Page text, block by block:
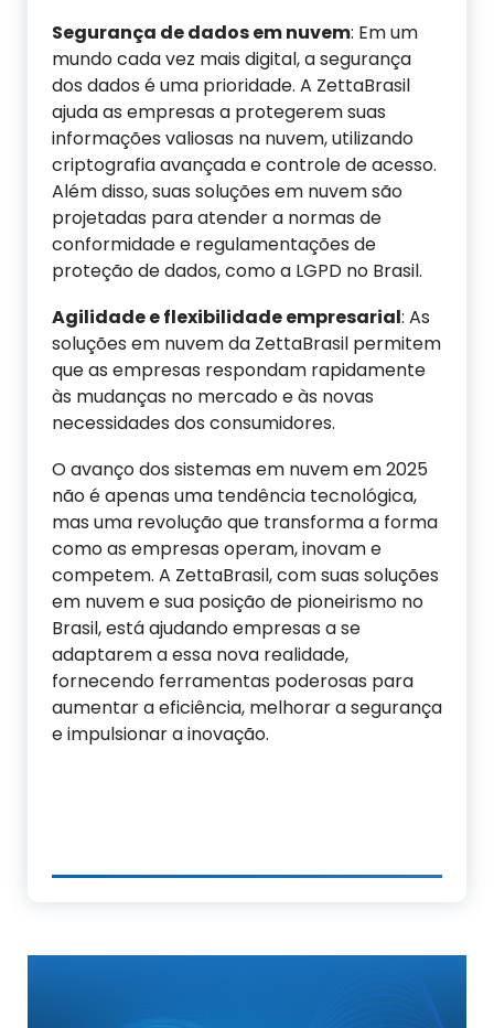
Segurança dedados emnuvem: Em um
mundo cada vez mais digital, a segurança
dos dados é uma prioridade. A ZettaBrasil
ajuda as empresas a protegerem suas
informações valiosas na nuvem, utilizando
criptografia avançada e controle de acesso.
Além disso, suas soluções em nuvem são
projetadas para atender a normas de
conformidade e regulamentações de
proteção de dados, como a LGPD no Brasil.
Agilidade eflexibilidadeempresarial: As
soluções em nuvem da ZettaBrasil permitem
que as empresas respondam rapidamente
às mudanças no mercado e às novas
necessidades dos consumidores.
O avanço dos sistemas em nuvem em 2025
não é apenas uma tendência tecnológica,
mas uma revolução que transforma a forma
como as empresas operam, inovam e
competem. A ZettaBrasil, com suas soluções
em nuvem e sua posição de pioneirismo no
Brasil, está ajudando empresas a se
adaptarem a essa nova realidade,
fornecendo ferramentas poderosas para
aumentar a eficiência, melhorar a segurança
e impulsionar a inovação.